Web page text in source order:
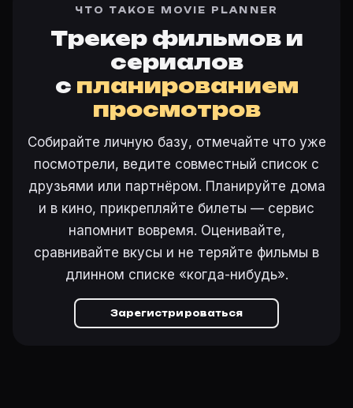
ЧТО ТАКОЕ MOVIE PLANNER
Трекер фильмов и
сериалов
с планированием
просмотров
Собирайте личную базу, отмечайте что уже
посмотрели, ведите совместный список с
друзьями или партнёром. Планируйте дома
и в кино, прикрепляйте билеты — сервис
напомнит вовремя. Оценивайте,
сравнивайте вкусы и не теряйте фильмы в
длинном списке «когда-нибудь».
Зарегистрироваться